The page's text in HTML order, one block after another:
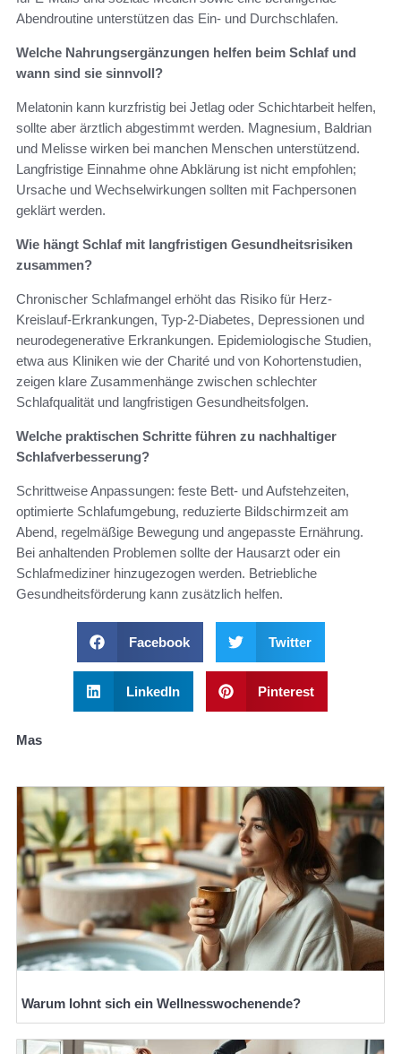
Abendroutine unterstützen das Ein- und Durchschlafen.
Welche Nahrungsergänzungen helfen beim Schlaf und
wann sind sie sinnvoll?
Melatonin kann kurzfristig bei Jetlag oder Schichtarbeit helfen,
sollte aber ärztlich abgestimmt werden. Magnesium, Baldrian
und Melisse wirken bei manchen Menschen unterstützend.
Langfristige Einnahme ohne Abklärung ist nicht empfohlen;
Ursache und Wechselwirkungen sollten mit Fachpersonen
geklärt werden.
Wie hängt Schlaf mit langfristigen Gesundheitsrisiken
zusammen?
Chronischer Schlafmangel erhöht das Risiko für Herz-
Kreislauf-Erkrankungen, Typ-2-Diabetes, Depressionen und
neurodegenerative Erkrankungen. Epidemiologische Studien,
etwa aus Kliniken wie der Charité und von Kohortenstudien,
zeigen klare Zusammenhänge zwischen schlechter
Schlafqualität und langfristigen Gesundheitsfolgen.
Welche praktischen Schritte führen zu nachhaltiger
Schlafverbesserung?
Schrittweise Anpassungen: feste Bett- und Aufstehzeiten,
optimierte Schlafumgebung, reduzierte Bildschirmzeit am
Abend, regelmäßige Bewegung und angepasste Ernährung.
Bei anhaltenden Problemen sollte der Hausarzt oder ein
Schlafmediziner hinzugezogen werden. Betriebliche
Gesundheitsförderung kann zusätzlich helfen.
Facebook Twitter
LinkedIn Pinterest
Mas
Warum lohnt sich ein Wellnesswochenende?